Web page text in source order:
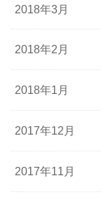
2018年3月
2018年2月
2018年1月
2017年12月
2017年11月